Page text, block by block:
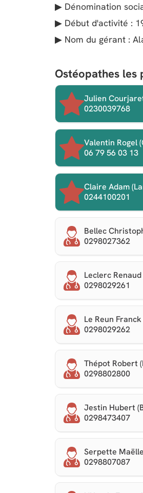
▶ Dénomination
▶ Début d'activité :
▶ Nom du gérant :
Ostéopathes les
Julien
0230039768
Valentin Rogel
06 79 56 03 13
Claire Adam
0244100201
Bellec
0298027362
Leclerc
0298029261
Le Reun
0298029262
Thépot Robert
0298802800
Jestin Hubert
0298473407
Serpette
0298807087